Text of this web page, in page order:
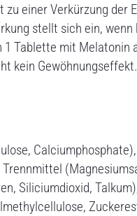
zu einer Verkürzung der
stellt sich ein, wenn
1 Tablette mit Melatonin
kein Gewöhnungseffekt.
Siliciumdioxid,